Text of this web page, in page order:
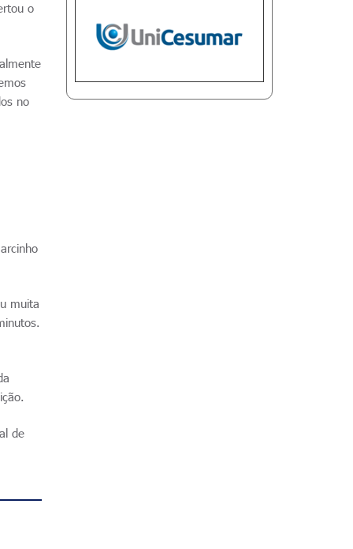
o
no
muita
de